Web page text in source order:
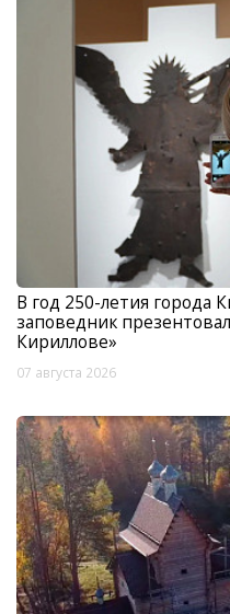
В год 250-летия города
заповедник
Кириллове»
07 августа 2026